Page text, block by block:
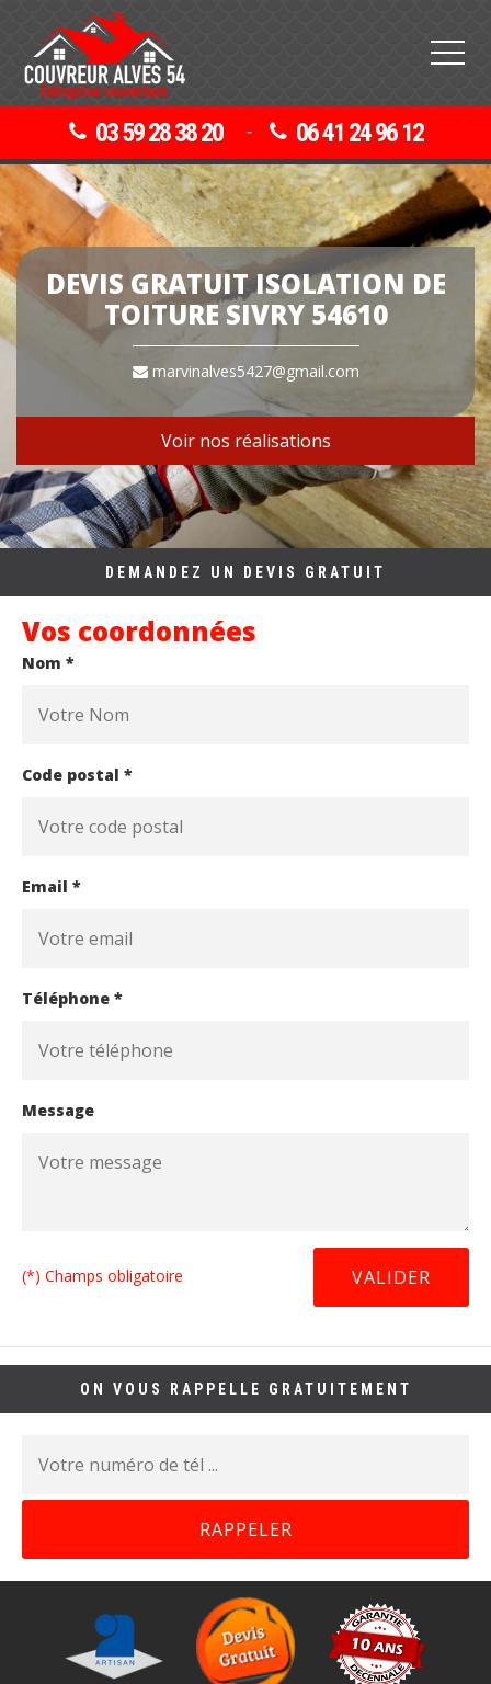
03 59 28 38 20 - 06 41 24 96 12
DEVIS GRATUIT ISOLATION DE
TOITURE SIVRY 54610
marvinalves5427@gmail.com
Voir nos réalisations
DEMANDEZ UN DEVIS GRATUIT
Vos coordonnées
Nom *
Code postal *
Email *
Téléphone *
Message
(*) Champs obligatoire
ON VOUS RAPPELLE GRATUITEMENT